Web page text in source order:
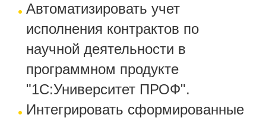
Автоматизировать учет
исполнения контрактов по
научной деятельности в
программном продукте
"1С:Университет ПРОФ".
Интегрировать сформированные